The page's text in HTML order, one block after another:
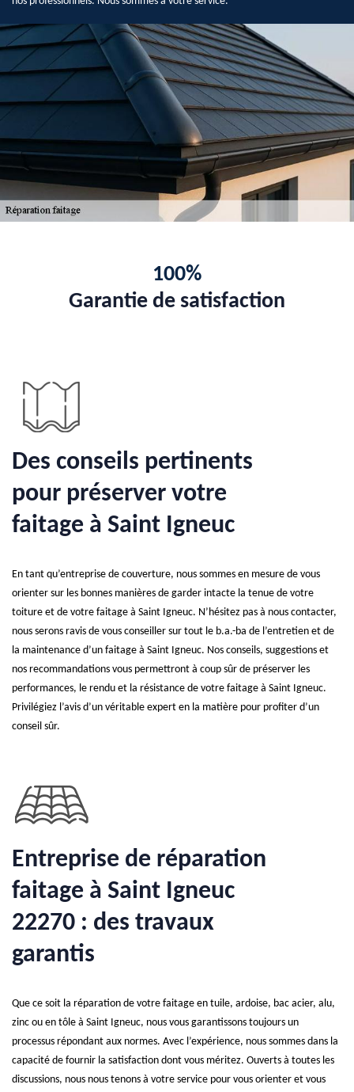
100%
Garantie de satisfaction
Des conseils pertinents
pour préserver votre
faitage à Saint Igneuc
En tant qu’entreprise de couverture, nous sommes en mesure de vous
orienter sur les bonnes manières de garder intacte la tenue de votre
toiture et de votre faitage à Saint Igneuc. N’hésitez pas à nous contacter,
nous serons ravis de vous conseiller sur tout le b.a.-ba de l’entretien et de
la maintenance d’un faitage à Saint Igneuc. Nos conseils, suggestions et
nos recommandations vous permettront à coup sûr de préserver les
performances, le rendu et la résistance de votre faitage à Saint Igneuc.
Privilégiez l’avis d’un véritable expert en la matière pour profiter d’un
conseil sûr.
Entreprise de réparation
faitage à Saint Igneuc
22270 : des travaux
garantis
Que ce soit la réparation de votre faitage en tuile, ardoise, bac acier, alu,
zinc ou en tôle à Saint Igneuc, nous vous garantissons toujours un
processus répondant aux normes. Avec l’expérience, nous sommes dans la
capacité de fournir la satisfaction dont vous méritez. Ouverts à toutes les
discussions, nous nous tenons à votre service pour vous orienter et vous